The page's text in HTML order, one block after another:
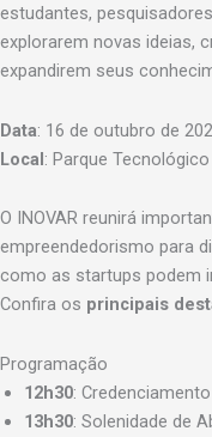
estudantes,
explorarem novas ideias,
expandirem seus
Data: 16 de outubro de
Local: Parque
O INOVAR reunirá
empreendedorismo para
como as startups podem
Confira os principais
Programação
12h30:
13h30: Solenidade de